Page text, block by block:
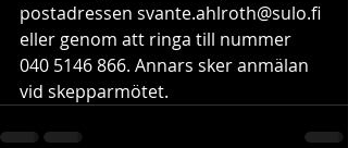
postadressen svante.ahlroth@sulo.fi
eller genom att ringa till nummer
040 5146 866. Annars sker anmälan
vid skepparmötet.